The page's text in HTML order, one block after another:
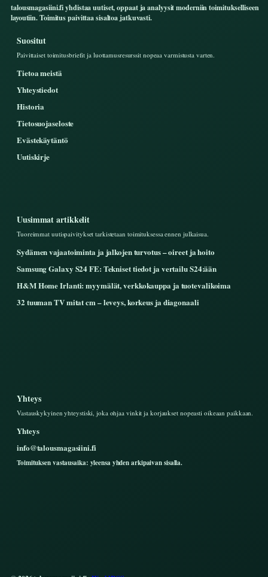
talousmagasiini.fi yhdistaa uutiset, oppaat ja analyysit moderniin toimitukselliseen
layoutiin. Toimitus paivittaa sisaltoa jatkuvasti.
Suositut
Paivittaiset toimitusbriefit ja luottamusresurssit nopeaa varmistusta varten.
Tietoa meistä
Yhteystiedot
Historia
Tietosuojaseloste
Evästekäytäntö
Uutiskirje
Uusimmat artikkelit
Tuoreimmat uutispaivitykset tarkistetaan toimituksessa ennen julkaisua.
Sydämen vajaatoiminta ja jalkojen turvotus – oireet ja hoito
Samsung Galaxy S24 FE: Tekniset tiedot ja vertailu S24:ään
H&M Home Irlanti: myymälät, verkkokauppa ja tuotevalikoima
32 tuuman TV mitat cm – leveys, korkeus ja diagonaali
Yhteys
Vastauskykyinen yhteystiski, joka ohjaa vinkit ja korjaukset nopeasti oikeaan paikkaan.
Yhteys
info@talousmagasiini.fi
Toimituksen vastausaika: yleensa yhden arkipaivan sisalla.